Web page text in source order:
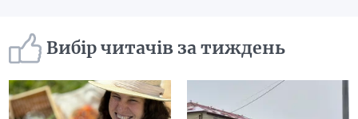
Вибір читачів за тиждень